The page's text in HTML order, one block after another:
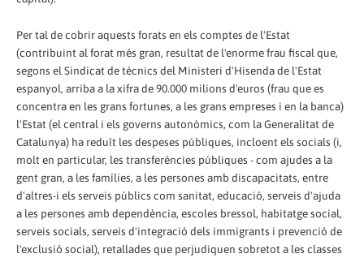
Per tal de cobrir aquests forats en els comptes de l'Estat
(contribuint al forat més gran, resultat de l'enorme frau fiscal que,
segons el Sindicat de tècnics del Ministeri d'Hisenda de l'Estat
espanyol, arriba a la xifra de 90.000 milions d'euros (frau que es
concentra en les grans fortunes, a les grans empreses i en la banca)
l'Estat (el central i els governs autonòmics, com la Generalitat de
Catalunya) ha reduït les despeses públiques, incloent els socials (i,
molt en particular, les transferències públiques - com ajudes a la
gent gran, a les famílies, a les persones amb discapacitats, entre
d'altres-i els serveis públics com sanitat, educació, serveis d'ajuda
a les persones amb dependència, escoles bressol, habitatge social,
serveis socials, serveis d'integració dels immigrants i prevenció de
l'exclusió social), retallades que perjudiquen sobretot a les classes